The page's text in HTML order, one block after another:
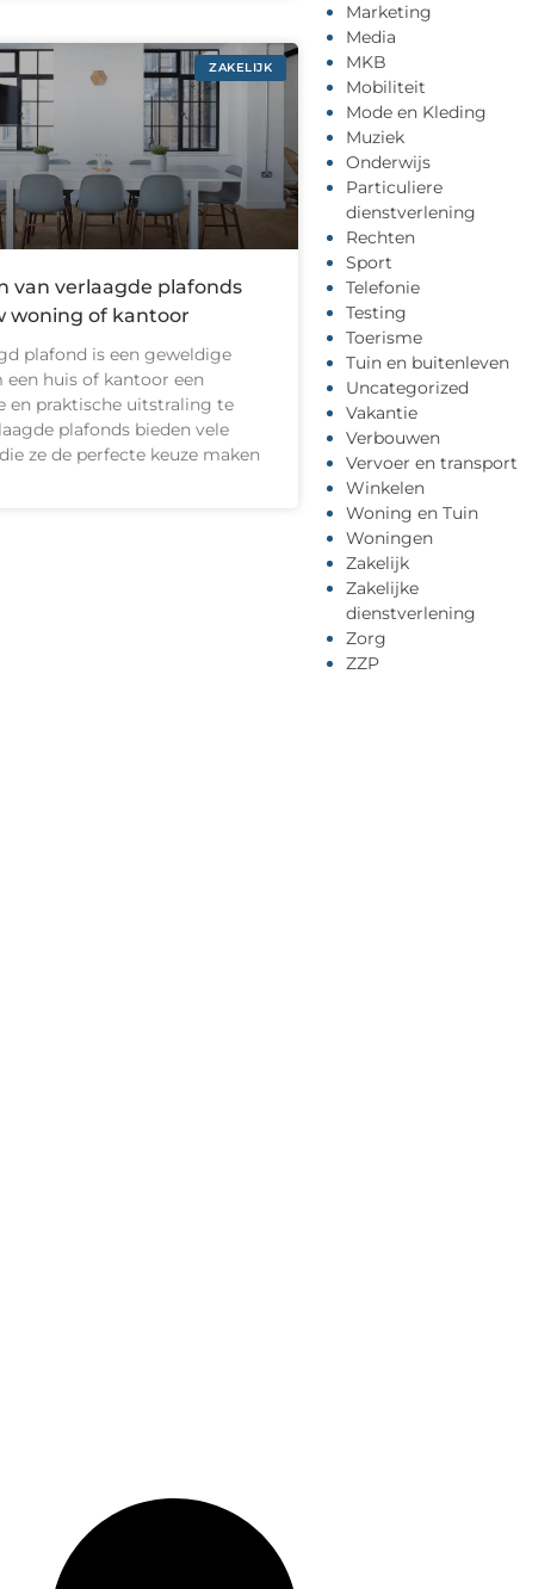
ZAKELIJK
van verlaagde plafonds
woning of kantoor
plafond is een geweldige
een huis of kantoor een
en praktische uitstraling te
plafonds bieden vele
ze de perfecte keuze maken
Marketing
Media
MKB
Mobiliteit
Mode en Kleding
Muziek
Onderwijs
Particuliere
dienstverlening
Rechten
Sport
Telefonie
Testing
Toerisme
Tuin en buitenleven
Uncategorized
Vakantie
Verbouwen
Vervoer en transport
Winkelen
Woning en Tuin
Woningen
Zakelijk
Zakelijke
dienstverlening
Zorg
ZZP